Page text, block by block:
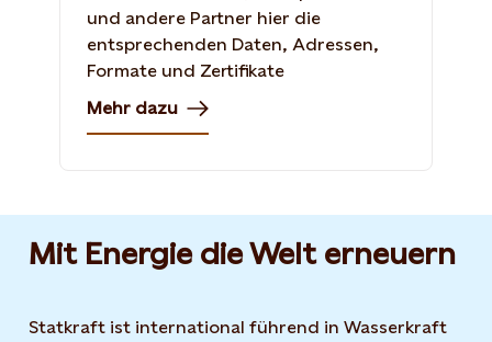
und andere Partner hier die
entsprechenden Daten, Adressen,
Formate und Zertifikate
Mehr dazu
Mit Energie die Welt erneuern
Statkraft ist international führend in Wasserkraft